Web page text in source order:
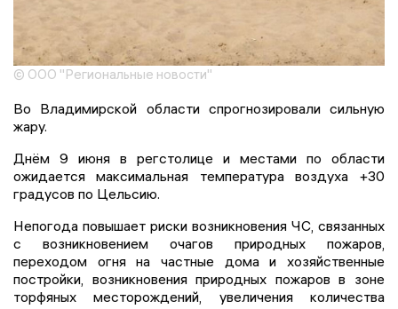
© ООО "Региональные новости"
Во Владимирской области спрогнозировали сильную
жару.
Днём 9 июня в регстолице и местами по области
ожидается максимальная температура воздуха +30
градусов по Цельсию.
Непогода повышает риски возникновения ЧС, связанных
с возникновением очагов природных пожаров,
переходом огня на частные дома и хозяйственные
постройки, возникновения природных пожаров в зоне
торфяных месторождений, увеличения количества